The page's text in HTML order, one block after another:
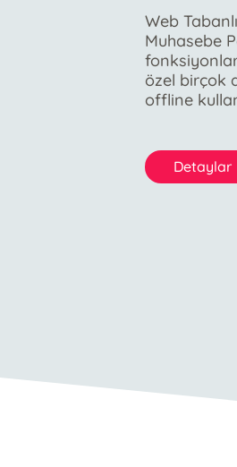
Web
Muhasebe
özel birçok
offline
Detaylar